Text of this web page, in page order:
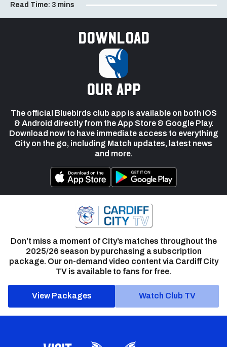
Read Time: 3 mins
Download
our app
The official Bluebirds club app is available on both iOS
& Android directly from the App Store & Google Play.
Download now to have immediate access to everything
City on the go, including Match updates, latest news
and more.
Don’t miss a moment of City’s matches throughout the
2025/26 season by purchasing a subscription
package. Our on-demand video content via Cardiff City
TV is available to fans for free.
View Packages Watch Club TV